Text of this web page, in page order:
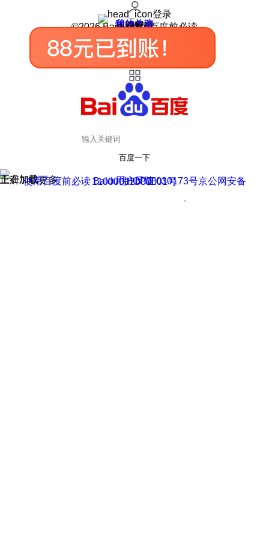
登录
我的关注
我的收藏
皮肤中心
用户反馈
设置
©2026 Baidu 使用百度前必读
百度一下
正在加载
上滑加载更多 用户反馈
使用百度前必读 Baidu 京ICP证030173号
京公网安备11000002000001号